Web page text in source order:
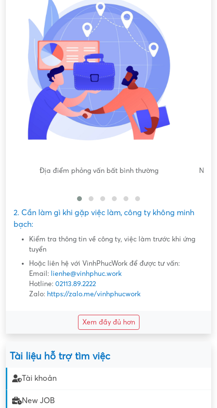
Nội dung mô tả công việc sơ sài, không đồng nhất với công
2. Cần làm gì khi gặp việc làm, công ty không minh
bạch:
Kiểm tra thông tin về công ty, việc làm trước khi ứng
tuyển
Hoặc liên hệ với VinhPhucWork để được tư vấn:
Email: lienhe@vinhphuc.work
Hotline: 02113.89.2222
Zalo: https://zalo.me/vinhphucwork
Xem đầy đủ hơn
Tài liệu hỗ trợ tìm việc
Tài khoản
New JOB